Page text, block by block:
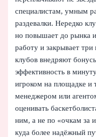
специалистам, умным
раздевалки. Нередко
но повышает до рынка
работу и закрывает
клубов внедряют
эффективность в
игроком на площадке и
менеджером или
оценивать
ним, а не по «очкам за
куда более надёжный